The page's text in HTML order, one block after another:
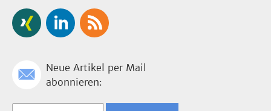
Neue Artikel per Mail
abonnieren: